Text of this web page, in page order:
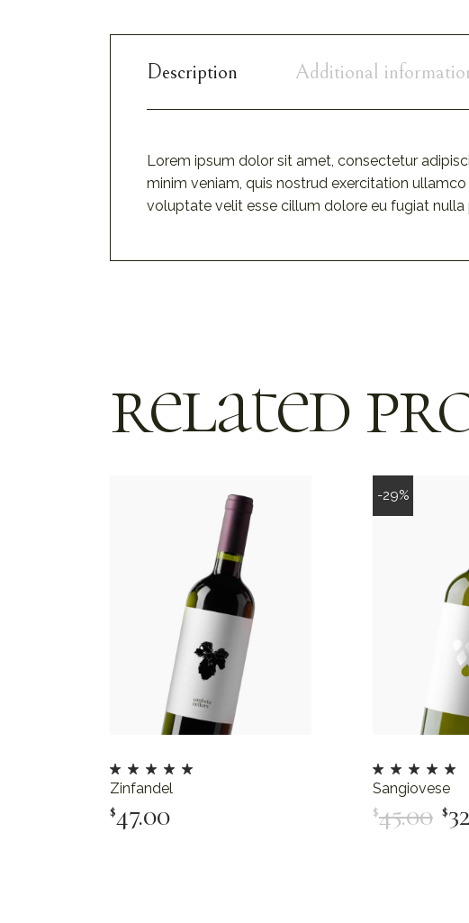
Description Additional
Lorem ipsum dolor sit amet, consectetur
minim veniam, quis nostrud exercitation
voluptate velit esse cillum dolore eu fugiat
related
$47.00 Add To Cart
Zinfandel
-29%
$45.00 $
Sangiovese